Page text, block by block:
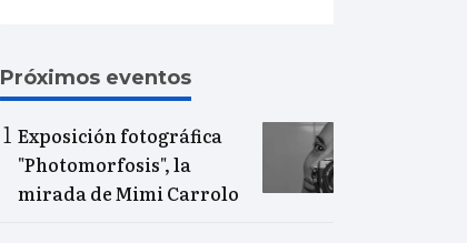
Próximos eventos
Exposición fotográfica
"Photomorfosis", la
mirada de Mimi Carrolo